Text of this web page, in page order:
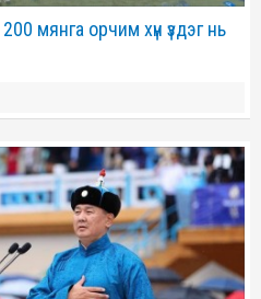
мянга орчим хүн үздэг нь